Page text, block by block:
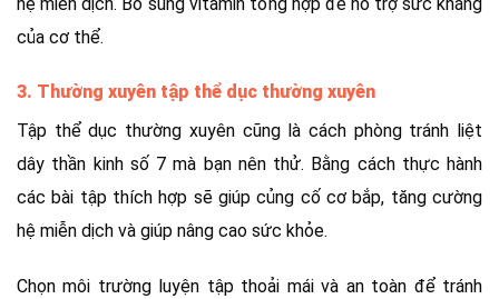
của cơ thể.
3. Thường xuyên tập thể dục thường xuyên
Tập thể dục thường xuyên cũng là cách phòng tránh liệt
dây thần kinh số 7 mà bạn nên thử. Bằng cách thực hành
các bài tập thích hợp sẽ giúp củng cố cơ bắp, tăng cường
hệ miễn dịch và giúp nâng cao sức khỏe.
Chọn môi trường luyện tập thoải mái và an toàn để tránh